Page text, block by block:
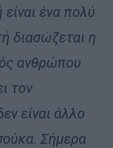
ένα πολύ
διασώζεται η
ανθρώπου
τον
είναι άλλο
Σήμερα